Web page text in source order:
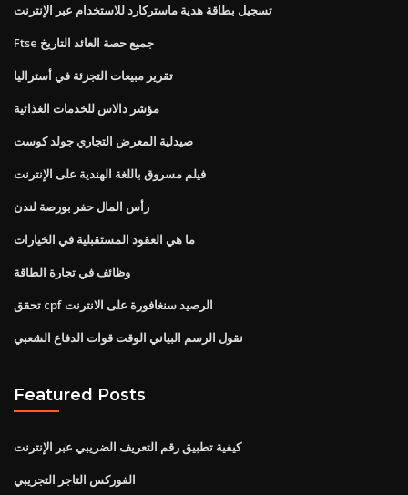
تسجيل بطاقة هدية ماستركارد للاستخدام عبر الإنترنت
Ftse جميع حصة العائد التاريخ
تقرير مبيعات التجزئة في أستراليا
مؤشر دالاس للخدمات الغذائية
صيدلية المعرض التجاري جولد كوست
فيلم مسروق باللغة الهندية على الإنترنت
رأس المال حفر بورصة لندن
ما هي العقود المستقبلية في الخيارات
وظائف في تجارة الطاقة
تحقق cpf الرصيد سنغافورة على الانترنت
نقول الرسم البياني الوقت قوات الدفاع الشعبي
Featured Posts
كيفية تطبيق رقم التعريف الضريبي عبر الإنترنت
الفوركس التاجر التجريبي